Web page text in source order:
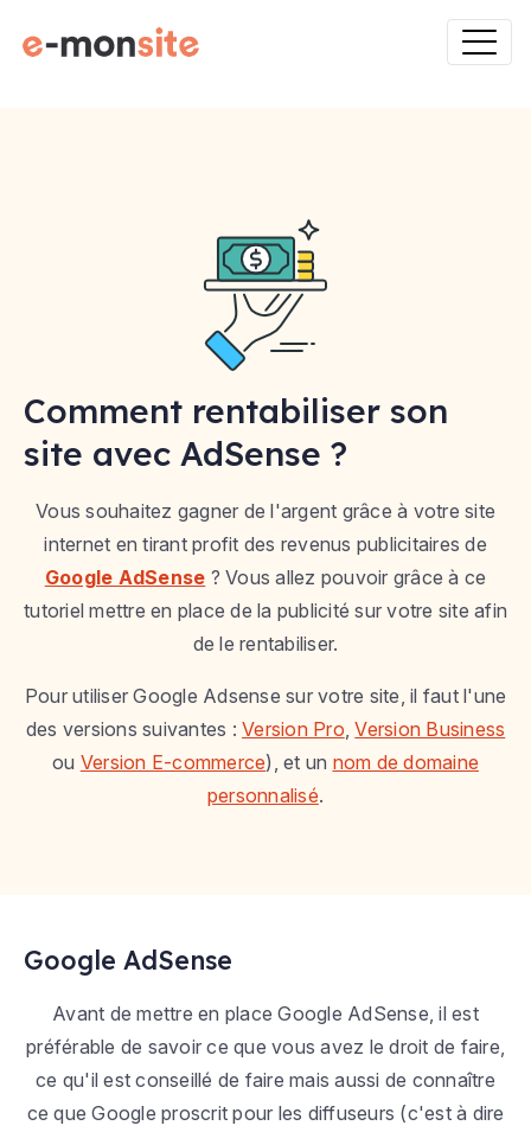
Comment rentabiliser son
site avec AdSense ?
Vous souhaitez gagner de l'argent grâce à votre site
internet en tirant profit des revenus publicitaires de
Google AdSense ? Vous allez pouvoir grâce à ce
tutoriel mettre en place de la publicité sur votre site afin
de le rentabiliser.
Pour utiliser Google Adsense sur votre site, il faut l'une
des versions suivantes : Version Pro ,Version Business
ou Version E-commerce), et un nom de domaine
personnalisé.
Google AdSense
Avant de mettre en place Google AdSense, il est
préférable de savoir ce que vous avez le droit de faire,
ce qu'il est conseillé de faire mais aussi de connaître
ce que Google proscrit pour les diffuseurs (c'est à dire